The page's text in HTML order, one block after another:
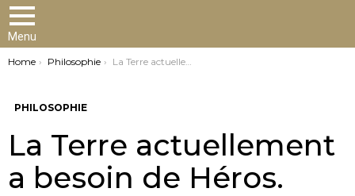
Menu
You are here:
Home Philosophie La Terre actuellement a besoin de Héros.
PHILOSOPHIE
La Terre actuellement
a besoin de Héros.